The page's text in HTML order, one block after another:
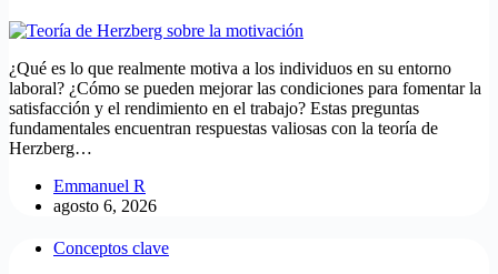
¿Qué es lo que realmente motiva a los individuos en su entorno
laboral? ¿Cómo se pueden mejorar las condiciones para fomentar la
satisfacción y el rendimiento en el trabajo? Estas preguntas
fundamentales encuentran respuestas valiosas con la teoría de
Herzberg…
Emmanuel R
agosto 6, 2026
Conceptos clave